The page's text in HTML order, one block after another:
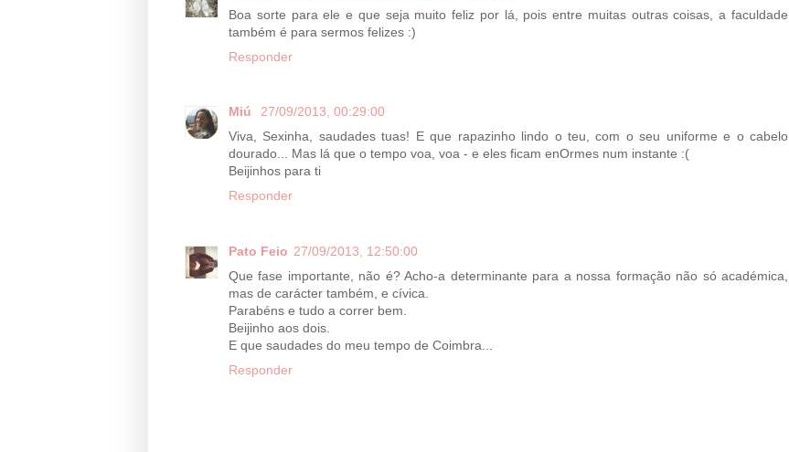
Boa sorte para ele e que seja muito feliz por lá, pois entre muitas outras coisas, a faculdade
também é para sermos felizes :)
Responder
Miú
27/09/2013, 00:29:00
Viva, Sexinha, saudades tuas! E que rapazinho lindo o teu, com o seu uniforme e o cabelo
dourado... Mas lá que o tempo voa, voa - e eles ficam enOrmes num instante :(
Beijinhos para ti
Responder
Pato Feio 27/09/2013, 12:50:00
Que fase importante, não é? Acho-a determinante para a nossa formação não só académica,
mas de carácter também, e cívica.
Parabéns e tudo a correr bem.
Beijinho aos dois.
E que saudades do meu tempo de Coimbra...
Responder